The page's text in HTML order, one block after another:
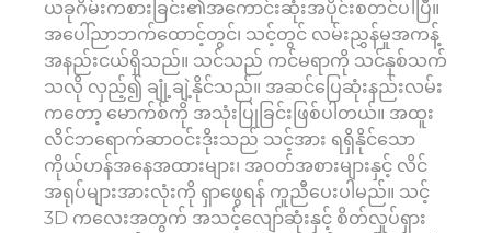
ယခုဂိမ်းကစားခြင်း၏အကောင်းဆုံးအပိုင်းစတင်ပါပြီ။
အပေါ်ညာဘက်ထောင့်တွင်၊ သင့်တွင် လမ်းညွှန်မှုအကန့်
အနည်းငယ်ရှိသည်။ သင်သည် ကင်မရာကို သင်နှစ်သက်
သလို လှည့်၍ ချုံ့ချဲ့နိုင်သည်။ အဆင်ပြေဆုံးနည်းလမ်း
ကတော့ မောက်စ်ကို အသုံးပြုခြင်းဖြစ်ပါတယ်။ အထူး
လိင်ဘရောက်ဆာဝင်းဒိုးသည် သင့်အား ရရှိနိုင်သော
ကိုယ်ဟန်အနေအထားများ၊ အဝတ်အစားများနှင့် လိင်
အရုပ်များအားလုံးကို ရှာဖွေရန် ကူညီပေးပါမည်။ သင့်
3D ကလေးအတွက် အသင့်လျော်ဆုံးနှင့် စိတ်လှုပ်ရှား